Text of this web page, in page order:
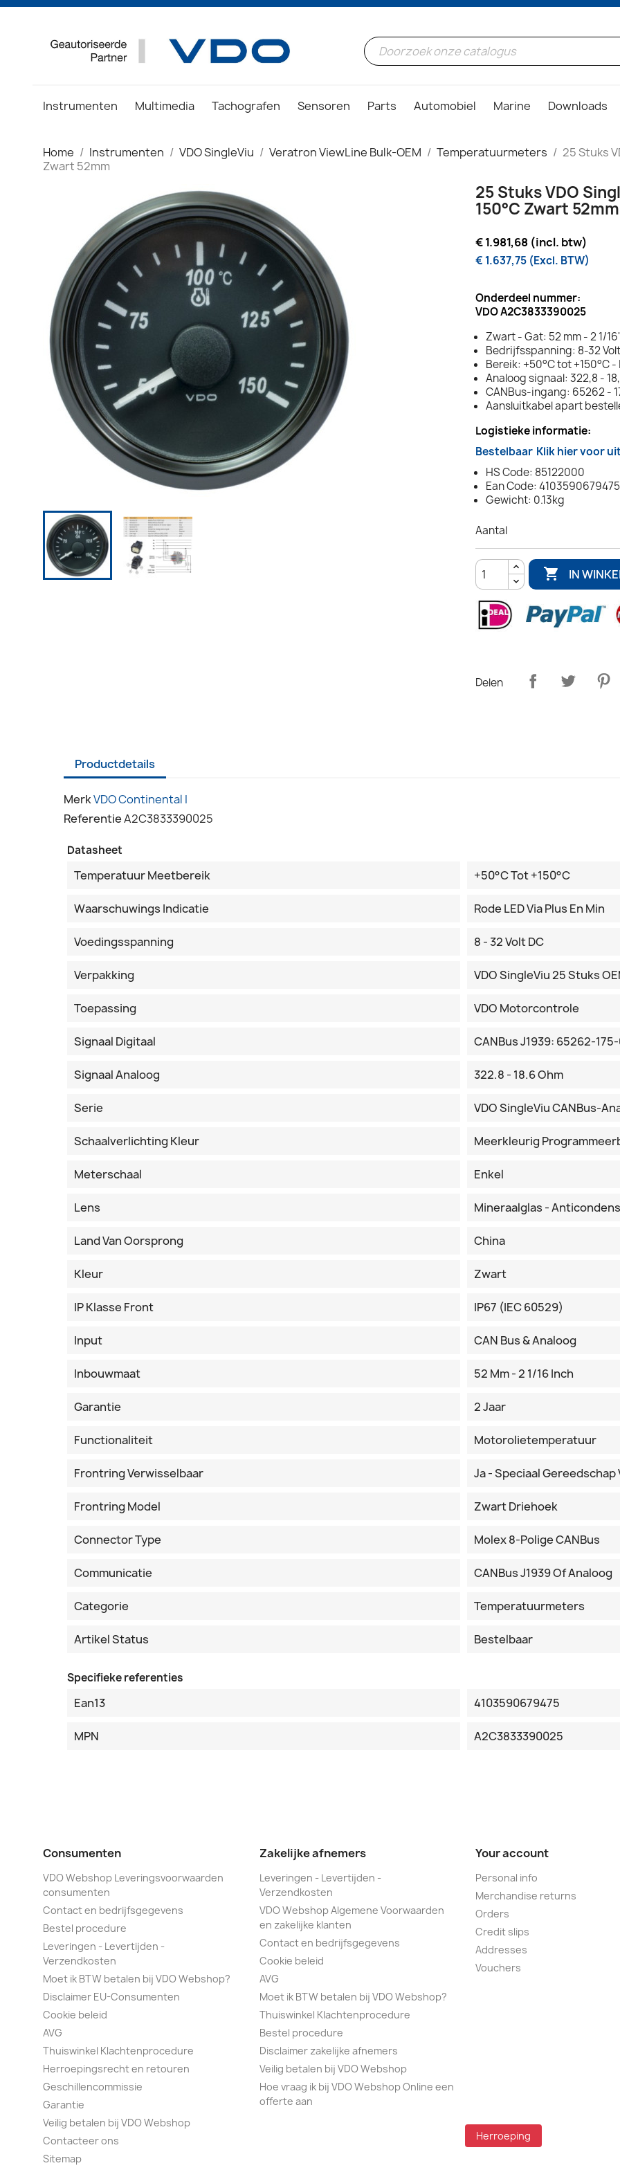
Instrumenten Multimedia Tachografen Sensoren Parts Automobiel Marine Downloads
Home Instrumenten VDO SingleViu Veratron ViewLine Bulk-OEM Temperatuurmeters
25 Stuks
Zwart 52mm
25 Stuks VDO
150°C Zwart 52mm
€ 1.981,68 (incl. btw)
€ 1.637,75 (Excl. BTW)
Onderdeel nummer:
VDO A2C3833390025
Zwart - Gat: 52 mm - 2 1/
Bedrijfsspanning: 8-32
Bereik: +50°C tot +150°C -
Analoog signaal: 322,8 -
CANBus-ingang: 65262 -
Aansluitkabel apart
Logistieke informatie:
Bestelbaar Klik hier voor
HS Code: 85122000
Ean Code: 4103590679475
Gewicht: 0.13kg
Aantal
 IN
Delen
Productdetails
MerkVDO Continental I
ReferentieA2C3833390025
Datasheet
Temperatuur Meetbereik +50°C Tot +150°C
Waarschuwings Indicatie Rode LED Via Plus En Min
Voedingsspanning 8 - 32 Volt DC
Verpakking VDO SingleViu 25 Stuks
Toepassing VDO Motorcontrole
Signaal Digitaal CANBus J1939: 65262-
Signaal Analoog 322.8 - 18.6 Ohm
Serie VDO SingleViu CANBus-
Schaalverlichting Kleur Meerkleurig
Meterschaal Enkel
Lens Mineraalglas - Anticondens
Land Van Oorsprong China
Kleur Zwart
IP Klasse Front IP67 (IEC 60529)
Input CAN Bus & Analoog
Inbouwmaat 52 Mm - 2 1/16 Inch
Garantie 2 Jaar
Functionaliteit Motorolietemperatuur
Frontring Verwisselbaar Ja - Speciaal Gereedschap
Frontring Model Zwart Driehoek
Connector Type Molex 8-Polige CANBus
Communicatie CANBus J1939 Of Analoog
Categorie Temperatuurmeters
Artikel Status Bestelbaar
Specifieke referenties
Ean13 4103590679475
MPN A2C3833390025
Consumenten
VDO Webshop Leveringsvoorwaarden
consumenten
Contact en bedrijfsgegevens
Bestel procedure
Leveringen - Levertijden -
Verzendkosten
Moet ik BTW betalen bij VDO Webshop?
Disclaimer EU-Consumenten
Cookie beleid
AVG
Thuiswinkel Klachtenprocedure
Herroepingsrecht en retouren
Geschillencommissie
Garantie
Veilig betalen bij VDO Webshop
Contacteer ons
Sitemap
Zakelijke afnemers
Leveringen - Levertijden -
Verzendkosten
VDO Webshop Algemene Voorwaarden
en zakelijke klanten
Contact en bedrijfsgegevens
Cookie beleid
AVG
Moet ik BTW betalen bij VDO Webshop?
Thuiswinkel Klachtenprocedure
Bestel procedure
Disclaimer zakelijke afnemers
Veilig betalen bij VDO Webshop
Hoe vraag ik bij VDO Webshop Online een
offerte aan
Your account
Personal info
Merchandise returns
Orders
Credit slips
Addresses
Vouchers
Herroeping